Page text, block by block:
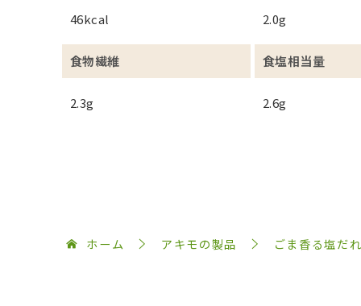
46kcal 2.0g
食物繊維 食塩相当量
2.3g 2.6g
ホーム アキモの製品 ごま香る塩だ